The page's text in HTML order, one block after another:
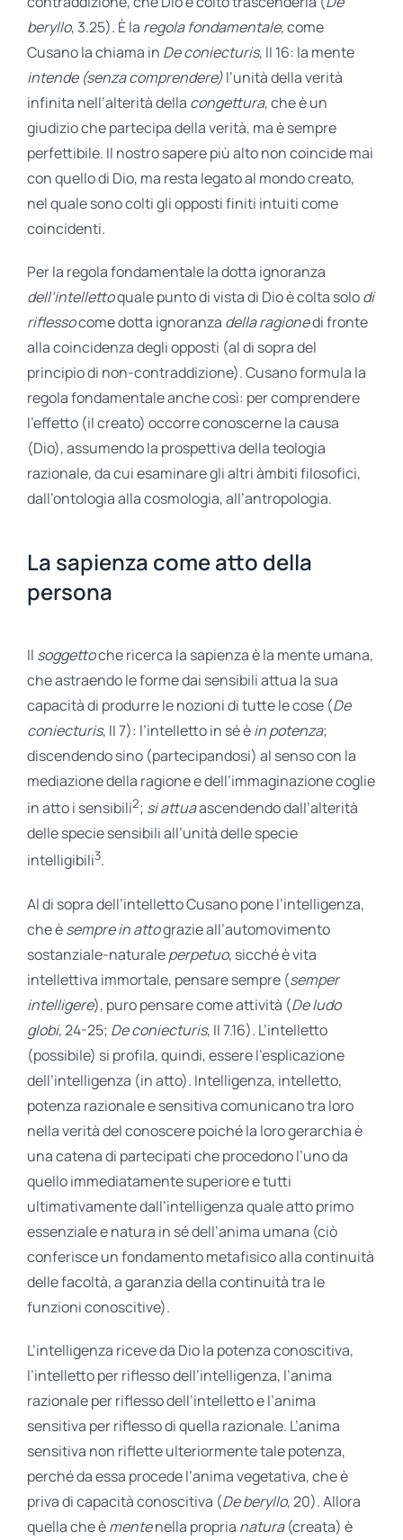
beryllo, 3.25). È la regola fondamentale, come
Cusano la chiama in De coniecturis, II 16: la mente
intende (senza comprendere)l’unità della verità
infinita nell’alterità della congettura, che è un
giudizio che partecipa della verità, ma è sempre
perfettibile. Il nostro sapere più alto non coincide mai
con quello di Dio, ma resta legato al mondo creato,
nel quale sono colti gli opposti finiti intuiti come
coincidenti.
Per la regola fondamentale la dotta ignoranza
dell’intellettoquale punto di vista di Dio è colta solodi
riflessocome dotta ignoranza della ragionedi fronte
alla coincidenza degli opposti (al di sopra del
principio di non-contraddizione). Cusano formula la
regola fondamentale anche così: per comprendere
l’effetto (il creato) occorre conoscerne la causa
(Dio), assumendo la prospettiva della teologia
razionale, da cui esaminare gli altri àmbiti filosofici,
dall’ontologia alla cosmologia, all’antropologia.
La sapienza come atto della
persona
Il soggettoche ricerca la sapienza è la mente umana,
che astraendo le forme dai sensibili attua la sua
capacità di produrre le nozioni di tutte le cose (De
coniecturis, II 7): l’intelletto in sé èin potenza;
discendendo sino (partecipandosi) al senso con la
mediazione della ragione e dell’immaginazione coglie
in atto i sensibili2; si attuaascendendo dall’alterità
delle specie sensibili all’unità delle specie
intelligibili3.
Al di sopra dell’intelletto Cusano pone l’intelligenza,
che èsemprein attograzie all’automovimento
sostanziale-naturaleperpetuo, sicché è vita
intellettiva immortale, pensare sempre (semper
intelligere), puro pensare come attività (De ludo
globi, 24-25; De coniecturis, II 7.16). L’intelletto
(possibile) si profila, quindi, essere l’esplicazione
dell’intelligenza (in atto). Intelligenza, intelletto,
potenza razionale e sensitiva comunicano tra loro
nella verità del conoscere poiché la loro gerarchia è
una catena di partecipati che procedono l’uno da
quello immediatamente superiore e tutti
ultimativamente dall’intelligenza quale atto primo
essenziale e natura in sé dell’anima umana (ciò
conferisce un fondamento metafisico alla continuità
delle facoltà, a garanzia della continuità tra le
funzioni conoscitive).
L’intelligenza riceve da Dio la potenza conoscitiva,
l’intelletto per riflesso dell’intelligenza, l’anima
razionale per riflesso dell’intelletto e l’anima
sensitiva per riflesso di quella razionale. L’anima
sensitiva non riflette ulteriormente tale potenza,
perché da essa procede l’anima vegetativa, che è
priva di capacità conoscitiva (De beryllo, 20). Allora
quella che èmentenella propria natura(creata) è